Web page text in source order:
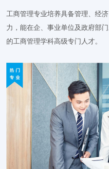
工商管理专业培养具备管理、经
力，能在企、事业单位及政府部
的工商管理学科高级专门人才。